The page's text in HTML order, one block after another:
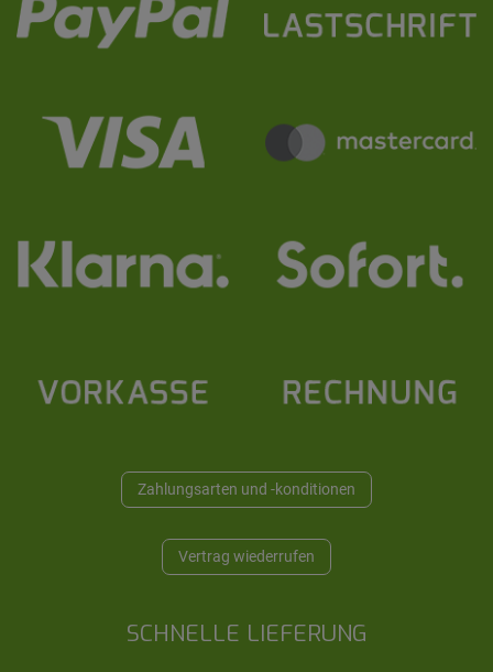
Zahlungsarten und -konditionen
Vertrag wiederrufen
SCHNELLE LIEFERUNG